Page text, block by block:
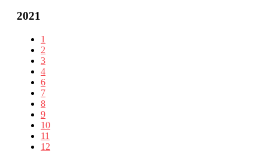
2021
1
2
3
4
6
7
8
9
10
11
12